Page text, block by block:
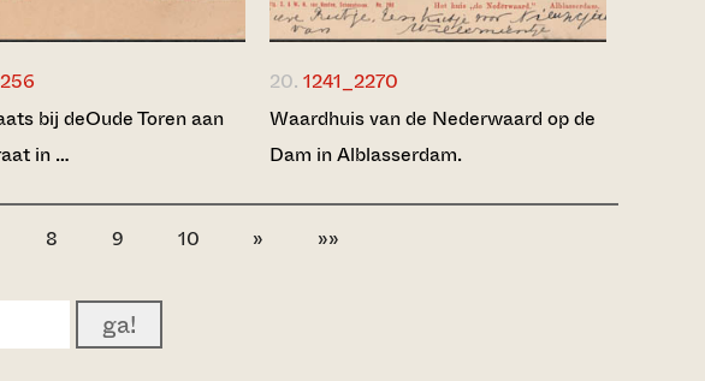
bij deOude Toren aan
in …
20. 1241_2270
Waardhuis van de Nederwaard op de
Dam in Alblasserdam.
8 9 10 » »»
ga!